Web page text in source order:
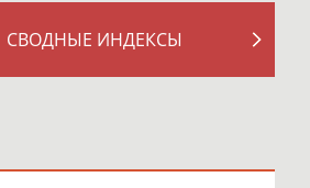
СВОДНЫЕ ИНДЕКСЫ